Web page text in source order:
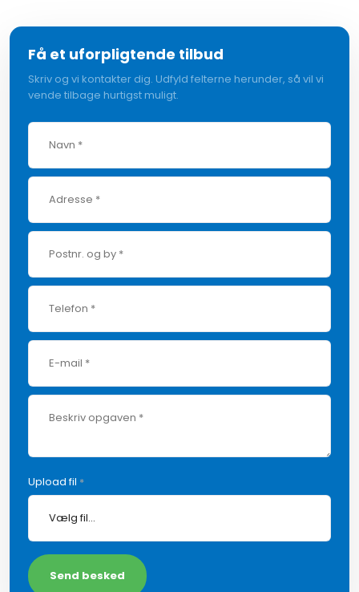
Få et uforpligtende tilbud
Skriv og vi kontakter dig. Udfyld felterne herunder, så vil vi
vende tilbage hurtigst muligt.​
Upload fil *